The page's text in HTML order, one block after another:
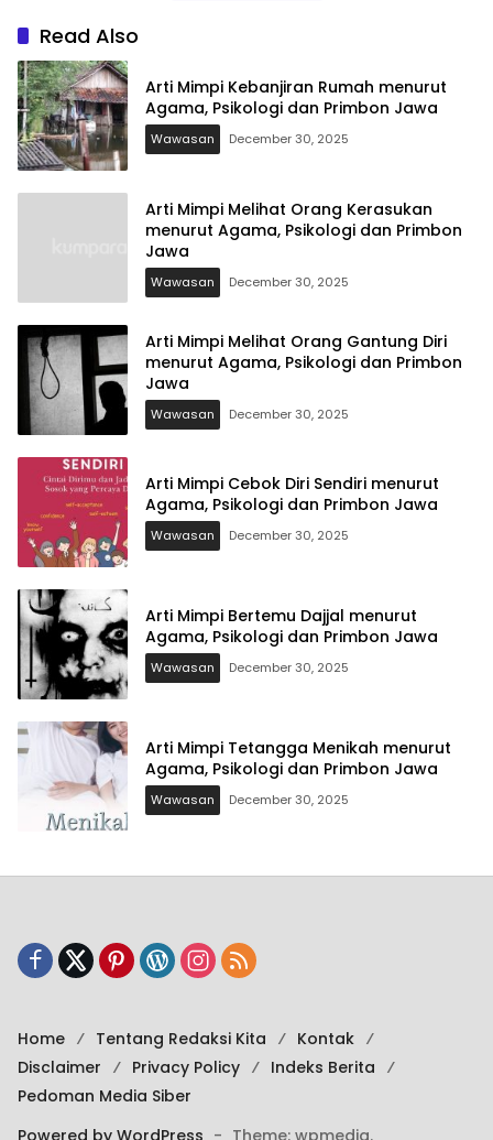
Read Also
Arti Mimpi Kebanjiran Rumah menurut
Agama, Psikologi dan Primbon Jawa
Wawasan December 30, 2025
Arti Mimpi Melihat Orang Kerasukan
menurut Agama, Psikologi dan Primbon
Jawa
Wawasan December 30, 2025
Arti Mimpi Melihat Orang Gantung Diri
menurut Agama, Psikologi dan Primbon
Jawa
Wawasan December 30, 2025
Arti Mimpi Cebok Diri Sendiri menurut
Agama, Psikologi dan Primbon Jawa
Wawasan December 30, 2025
Arti Mimpi Bertemu Dajjal menurut
Agama, Psikologi dan Primbon Jawa
Wawasan December 30, 2025
Arti Mimpi Tetangga Menikah menurut
Agama, Psikologi dan Primbon Jawa
Wawasan December 30, 2025
Home Tentang Redaksi Kita
Kontak
Disclaimer
Privacy Policy
Indeks Berita
Pedoman Media Siber